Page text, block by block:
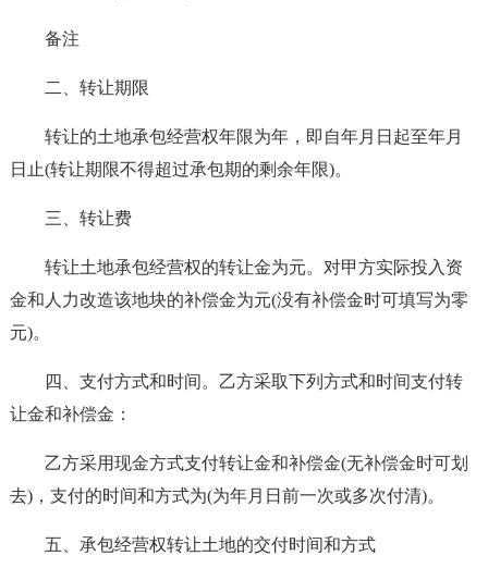
备注
二、转让期限
转让的土地承包经营权年限为年，即自年月日起至年月
日止(转让期限不得超过承包期的剩余年限)。
三、转让费
转让土地承包经营权的转让金为元。对甲方实际投入资
金和人力改造该地块的补偿金为元(没有补偿金时可填写为零
元)。
四、支付方式和时间。乙方采取下列方式和时间支付转
让金和补偿金：
乙方采用现金方式支付转让金和补偿金(无补偿金时可划
去)，支付的时间和方式为(为年月日前一次或多次付清)。
五、承包经营权转让土地的交付时间和方式